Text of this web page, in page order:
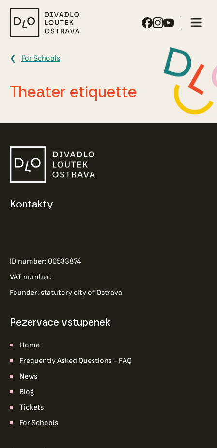
Puppet
Theater
For Schools
Theater etiquette
Kontakty
ID number: 00533874
VAT number:
Founder: statutory city of Ostrava
Rezervace vstupenek
Home
Frequently Asked Questions - FAQ
News
Blog
Tickets
For Schools